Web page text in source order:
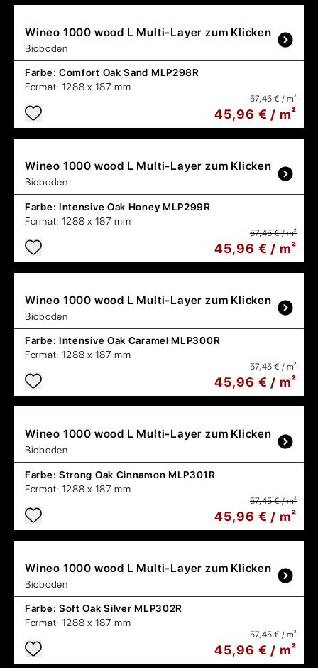
Wineo 1000 wood L Multi-Layer zum Klicken
Bioboden
Farbe: Comfort Oak Sand MLP298R
Format: 1288 x 187 mm
57,45 € / m²
45,96 € / m²
Wineo 1000 wood L Multi-Layer zum Klicken
Bioboden
Farbe: Intensive Oak Honey MLP299R
Format: 1288 x 187 mm
57,45 € / m²
45,96 € / m²
Wineo 1000 wood L Multi-Layer zum Klicken
Bioboden
Farbe: Intensive Oak Caramel MLP300R
Format: 1288 x 187 mm
57,45 € / m²
45,96 € / m²
Wineo 1000 wood L Multi-Layer zum Klicken
Bioboden
Farbe: Strong Oak Cinnamon MLP301R
Format: 1288 x 187 mm
57,45 € / m²
45,96 € / m²
Wineo 1000 wood L Multi-Layer zum Klicken
Bioboden
Farbe: Soft Oak Silver MLP302R
Format: 1288 x 187 mm
57,45 € / m²
45,96 € / m²